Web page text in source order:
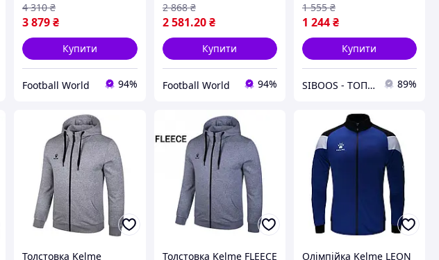
3 879₴
4 310 ₴
Купити
Football World 94%
2 581.20 ₴
2 868 ₴
Купити
Football World 94%
1 244₴
1 555 ₴
Купити
SIBOOS - ТОПові товари за класними цінами :) 89%
Толстовка Kelme
Толстовка Kelme FLEECE
Олімпійка Kelme LEON